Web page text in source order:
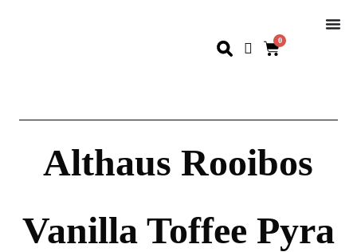
0
Althaus Rooibos
Vanilla Toffee Pyra